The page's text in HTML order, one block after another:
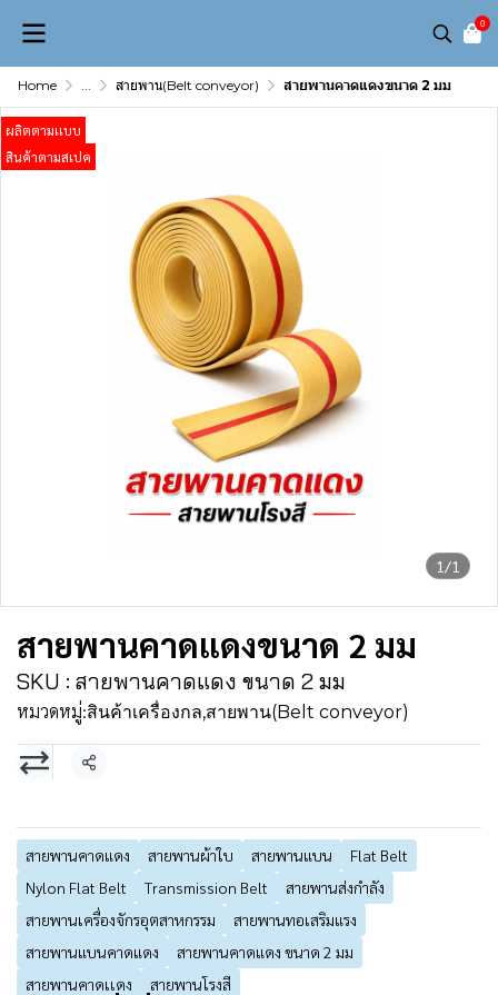
0
Home ... สายพาน(Belt conveyor) สายพานคาดแดงขนาด 2 มม
1/1
ผลิตตามเเบบ
สินค้าตามสเปค
สายพานคาดแดงขนาด 2 มม
SKU : สายพานคาดแดง ขนาด 2 มม
หมวดหมู่:สินค้าเครื่องกล,สายพาน(Belt conveyor)
แชร์
สายพานคาดแดง สายพานผ้าใบ สายพานแบน
Flat Belt
Nylon Flat Belt
Transmission Belt
สายพานส่งกำลัง
สายพานเครื่องจักรอุตสาหกรรม
สายพานทอเสริมแรง
สายพานแบนคาดแดง
สายพานคาดแดง ขนาด 2 มม
สายพานคาดเเดง
สายพานโรงสี